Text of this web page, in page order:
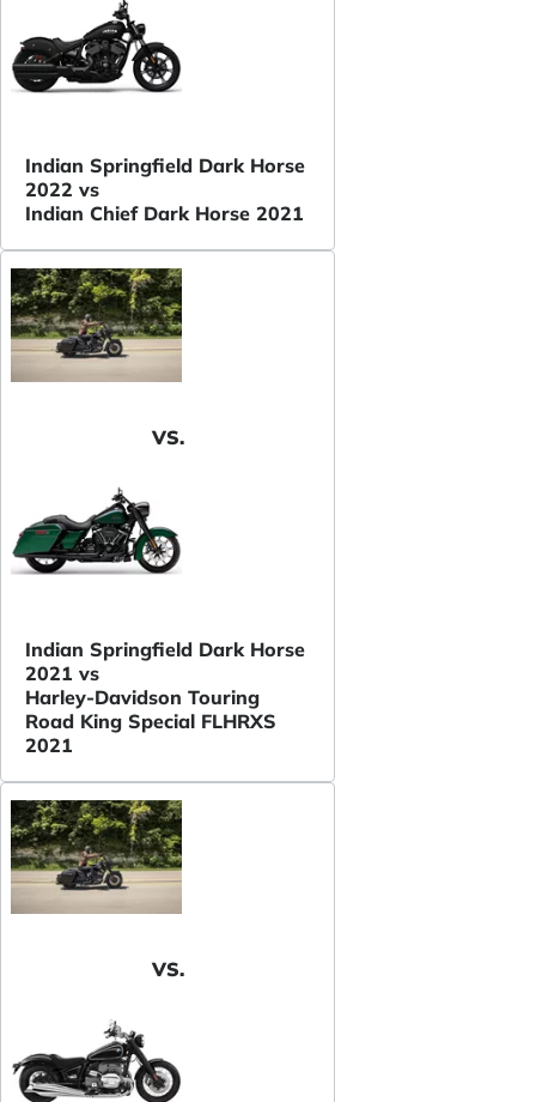
Indian Springfield Dark Horse
2022 vs
Indian Chief Dark Horse 2021
VS.
Indian Springfield Dark Horse
2021 vs
Harley-Davidson Touring
Road King Special FLHRXS
2021
VS.